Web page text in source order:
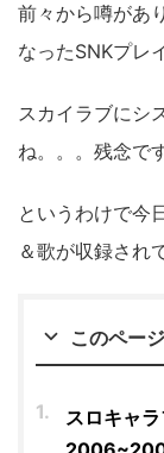
前々から噂があ
なったSNKプレ
スカイラブにシ
ね。。。残念です
というわけで今
＆歌が収録され
このペー
スロキャ